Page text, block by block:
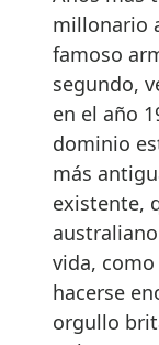
millonario
famoso
segundo,
en el año
dominio
más
existente,
vida,
hacerse
orgullo